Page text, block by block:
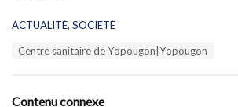
C
o
ACTUALITÉ, SOCIETÉ
Centre sanitaire de Yopougon|Yopougon
Contenu connexe